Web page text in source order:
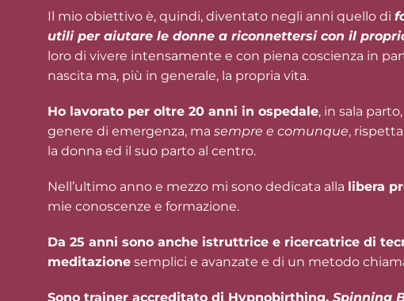
Il mio obiettivo è, quindi, diventato negli anni quello di
utili per aiutare le donne a riconnettersi con il
loro di vivere intensamente e con piena coscienza in
nascita ma, più in generale, la propria vita.
Ho lavorato per oltre 20 anni in ospedale, in sala
genere di emergenza, ma sempre e comunque,
la donna ed il suo parto al centro.
Nell’ultimo anno e mezzo mi sono dedicata alla libera
mie conoscenze e formazione.
Da 25 anni sono anche istruttrice e ricercatrice di
meditazione semplici e avanzate e di un metodo
Sono trainer accreditato di Hypnobirthing, Spinning